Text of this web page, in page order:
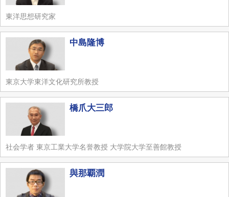
東洋思想研究家
中島隆博
東京大学東洋文化研究所教授
橋爪大三郎
社会学者 東京工業大学名誉教授 大学院大学至善館教授
與那覇潤